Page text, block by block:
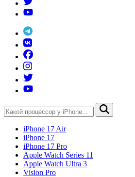
iPhone 17 Air
iPhone 17
iPhone 17 Pro
Apple Watch Series 11
Apple Watch Ultra 3
Vision Pro